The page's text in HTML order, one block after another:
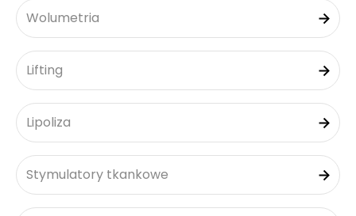
Wolumetria
Lifting
Lipoliza
Stymulatory tkankowe